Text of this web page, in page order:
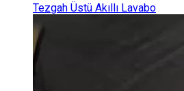
Tezgah Üstü Akıllı Lavabo